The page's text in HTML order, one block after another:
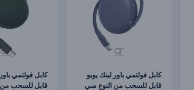
كابل فولتمي باور لينك يويو
قابل للسحب من النوع سي
كابل فولتمي
قابل للسحب